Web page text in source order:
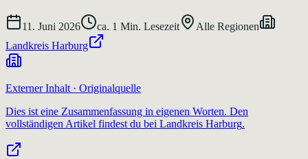
11. Juni 2026 ca. 1 Min. Lesezeit
Alle Regionen
Landkreis Harburg
Externer Inhalt · Originalquelle
Dies ist eine Zusammenfassung in eigenen Worten. Den
vollständigen Artikel findest du bei Landkreis Harburg.